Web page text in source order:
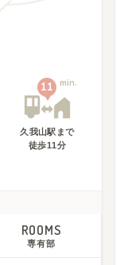
11 min.
久我山駅 まで
徒歩11分
ROOMS
専有部